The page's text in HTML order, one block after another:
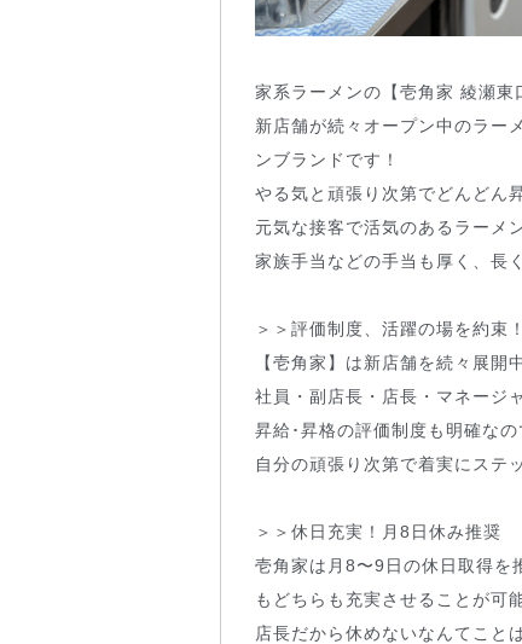
家系ラーメンの【壱角家 綾瀬東
新店舗が続々オープン中のラー
ンブランドです！
やる気と頑張り次第でどんどん
元気な接客で活気のあるラーメ
家族手当などの手当も厚く、長
＞＞評価制度、活躍の場を約束！
【壱角家】は新店舗を続々展開
社員・副店長・店長・マネージ
昇給･昇格の評価制度も明確な
自分の頑張り次第で着実にステ
＞＞休日充実！月8日休み推奨
壱角家は月8〜9日の休日取得を
もどちらも充実させることが可
店長だから休めないなんてこと